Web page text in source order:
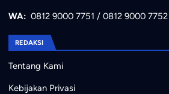
WA: 0812 9000 7751 / 0812 9000 7752
REDAKSI
Tentang Kami
Kebijakan Privasi